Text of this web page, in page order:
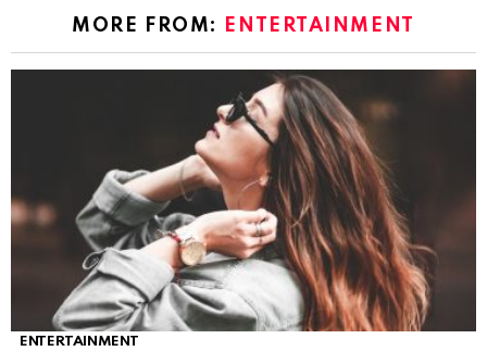
MORE FROM: ENTERTAINMENT
ENTERTAINMENT